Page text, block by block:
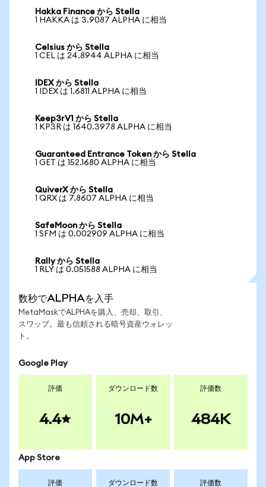
Hakka Finance から Stella
1 HAKKA は 3.9087 ALPHA に相当
Celsius から Stella
1 CEL は 24.8944 ALPHA に相当
IDEX から Stella
1 IDEX は 1.6811 ALPHA に相当
Keep3rV1 から Stella
1 KP3R は 1640.3978 ALPHA に相当
Guaranteed Entrance Token から Stella
1 GET は 152.1680 ALPHA に相当
QuiverX から Stella
1 QRX は 7.8607 ALPHA に相当
SafeMoon から Stella
1 SFM は 0.002909 ALPHA に相当
Rally から Stella
1 RLY は 0.051588 ALPHA に相当
数秒でALPHAを入手
MetaMaskでALPHAを購入、売却、取引、
スワップ。最も信頼される暗号資産ウォレッ
ト。
Google Play
評価
4.4
ダウンロード数
10M+
評価数
484K
App Store
評価 ダウンロード数 評価数